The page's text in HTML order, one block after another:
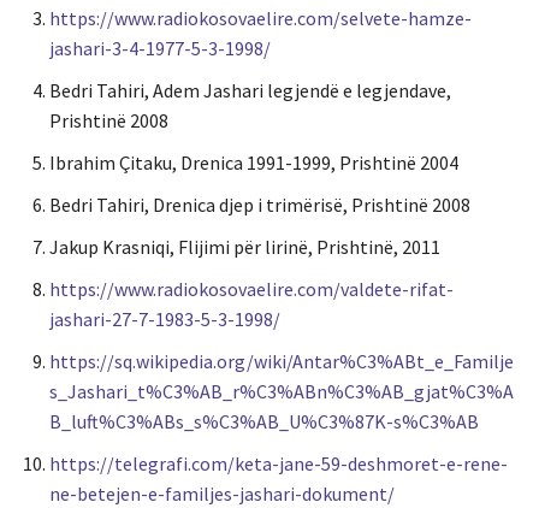
https://www.radiokosovaelire.com/selvete-hamze-
jashari-3-4-1977-5-3-1998/
Bedri Tahiri, Adem Jashari legjendë e legjendave,
Prishtinë 2008
Ibrahim Çitaku, Drenica 1991-1999, Prishtinë 2004
Bedri Tahiri, Drenica djep i trimërisë, Prishtinë 2008
Jakup Krasniqi, Flijimi për lirinë, Prishtinë, 2011
https://www.radiokosovaelire.com/valdete-rifat-
jashari-27-7-1983-5-3-1998/
https://sq.wikipedia.org/wiki/Antar%C3%ABt_e_Familje
s_Jashari_t%C3%AB_r%C3%ABn%C3%AB_gjat%C3%A
B_luft%C3%ABs_s%C3%AB_U%C3%87K-s%C3%AB
https://telegrafi.com/keta-jane-59-deshmoret-e-rene-
ne-betejen-e-familjes-jashari-dokument/